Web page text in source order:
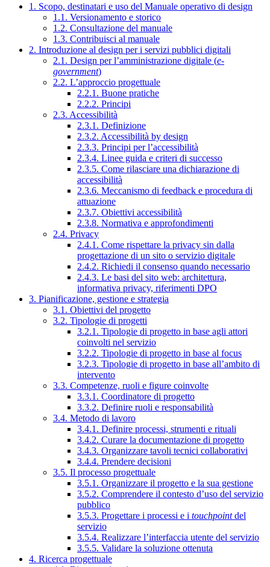
1. Scopo, destinatari e uso del Manuale operativo di design
1.1. Versionamento e storico
1.2. Consultazione del manuale
1.3. Contribuisci al manuale
2. Introduzione al design per i servizi pubblici digitali
2.1. Design per l’amministrazione digitale (e-
government)
2.2. L’approccio progettuale
2.2.1. Buone pratiche
2.2.2. Principi
2.3. Accessibilità
2.3.1. Definizione
2.3.2. Accessibilità by design
2.3.3. Principi per l’accessibilità
2.3.4. Linee guida e criteri di successo
2.3.5. Come rilasciare una dichiarazione di
accessibilità
2.3.6. Meccanismo di feedback e procedura di
attuazione
2.3.7. Obiettivi accessibilità
2.3.8. Normativa e approfondimenti
2.4. Privacy
2.4.1. Come rispettare la privacy sin dalla
progettazione di un sito o servizio digitale
2.4.2. Richiedi il consenso quando necessario
2.4.3. Le basi del sito web: architettura,
informativa privacy, riferimenti DPO
3. Pianificazione, gestione e strategia
3.1. Obiettivi del progetto
3.2. Tipologie di progetti
3.2.1. Tipologie di progetto in base agli attori
coinvolti nel servizio
3.2.2. Tipologie di progetto in base al focus
3.2.3. Tipologie di progetto in base all’ambito di
intervento
3.3. Competenze, ruoli e figure coinvolte
3.3.1. Coordinatore di progetto
3.3.2. Definire ruoli e responsabilità
3.4. Metodo di lavoro
3.4.1. Definire processi, strumenti e rituali
3.4.2. Curare la documentazione di progetto
3.4.3. Organizzare tavoli tecnici collaborativi
3.4.4. Prendere decisioni
3.5. Il processo progettuale
3.5.1. Organizzare il progetto e la sua gestione
3.5.2. Comprendere il contesto d’uso del servizio
pubblico
3.5.3. Progettare i processi e i touchpointdel
servizio
3.5.4. Realizzare l’interfaccia utente del servizio
3.5.5. Validare la soluzione ottenuta
4. Ricerca progettuale